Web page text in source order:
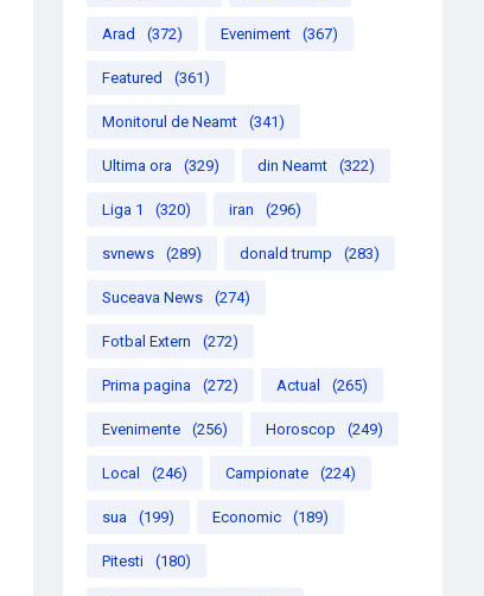
Arad (372) Eveniment (367)
Featured (361)
Monitorul de Neamt (341)
Ultima ora (329) din Neamt (322)
Liga 1 (320) iran (296)
svnews (289) donald trump (283)
Suceava News (274)
Fotbal Extern (272)
Prima pagina (272) Actual (265)
Evenimente (256) Horoscop (249)
Local (246) Campionate (224)
sua (199) Economic (189)
Pitesti (180)